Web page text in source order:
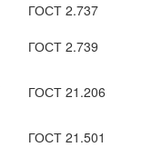
ГОСТ 2.737
ГОСТ 2.739
ГОСТ 21.206
ГОСТ 21.501